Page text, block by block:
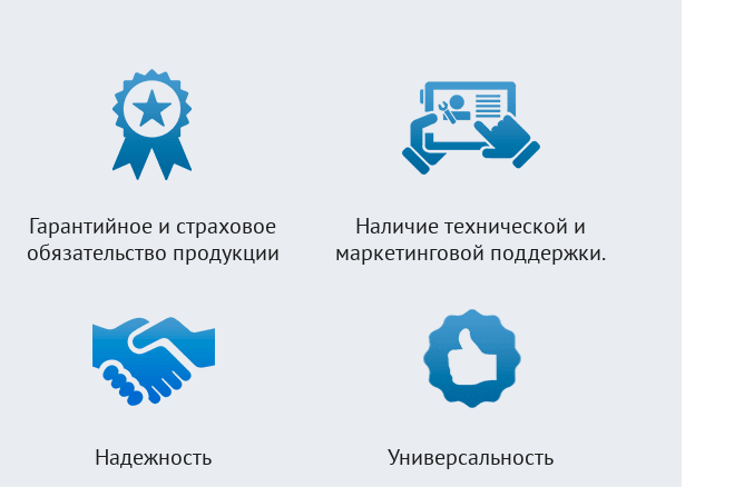
Гарантийное и страховое
обязательство продукции
Наличие технической и
маркетинговой поддержки.
Надежность Универсальность